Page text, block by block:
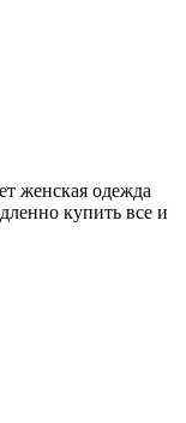
женская одежда
купить все и